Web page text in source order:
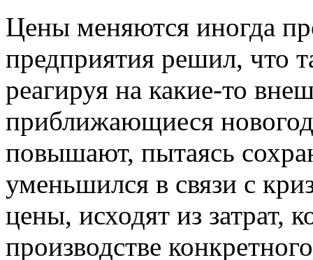
Цены меняются иногда
предприятия решил, что
реагируя на какие-то
приближающиеся
повышают, пытаясь
уменьшился в связи с
цены, исходят из затрат,
производстве